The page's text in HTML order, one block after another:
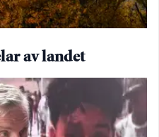
av landet